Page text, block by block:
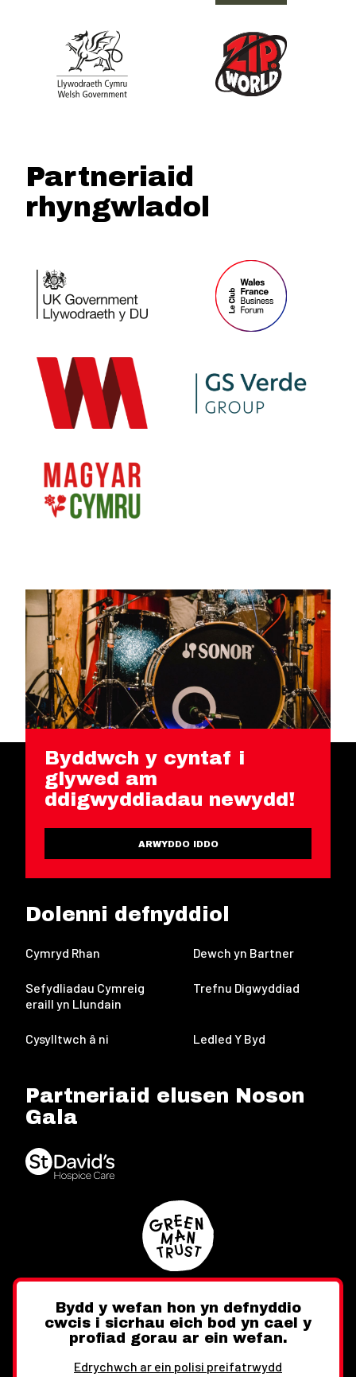
Partneriaid
rhyngwladol
Byddwch y cyntaf i
glywed am
ddigwyddiadau newydd!
ARWYDDO IDDO
Dolenni defnyddiol
Cymryd Rhan Dewch yn Bartner
Sefydliadau Cymreig
eraill yn Llundain
Trefnu Digwyddiad
Cysylltwch â ni Ledled Y Byd
Partneriaid elusen Noson
Gala
Twitter FacebookInstagram
Bydd y wefan hon yn defnyddio
cwcis i sicrhau eich bod yn cael y
profiad gorau ar ein wefan.
Edrychwch ar ein polisi preifatrwydd